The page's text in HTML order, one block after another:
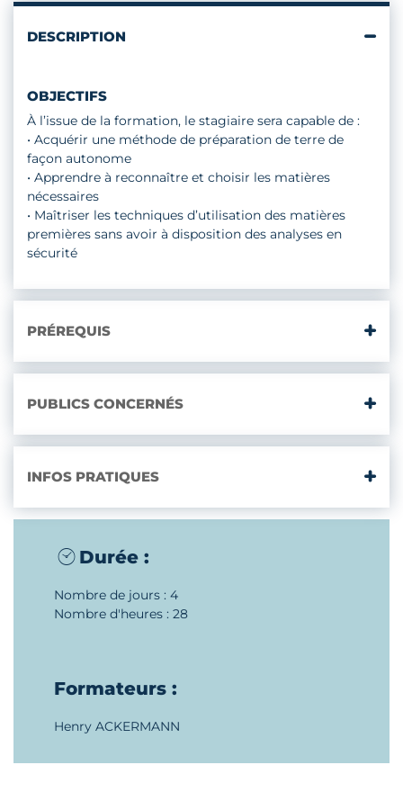
DESCRIPTION
OBJECTIFS
À l’issue de la formation, le stagiaire sera capable de :
• Acquérir une méthode de préparation de terre de
façon autonome
• Apprendre à reconnaître et choisir les matières
nécessaires
• Maîtriser les techniques d’utilisation des matières
premières sans avoir à disposition des analyses en
sécurité
PRÉREQUIS
PUBLICS CONCERNÉS
INFOS PRATIQUES
Durée :
Nombre de jours : 4
Nombre d'heures : 28
Formateurs :
Henry ACKERMANN